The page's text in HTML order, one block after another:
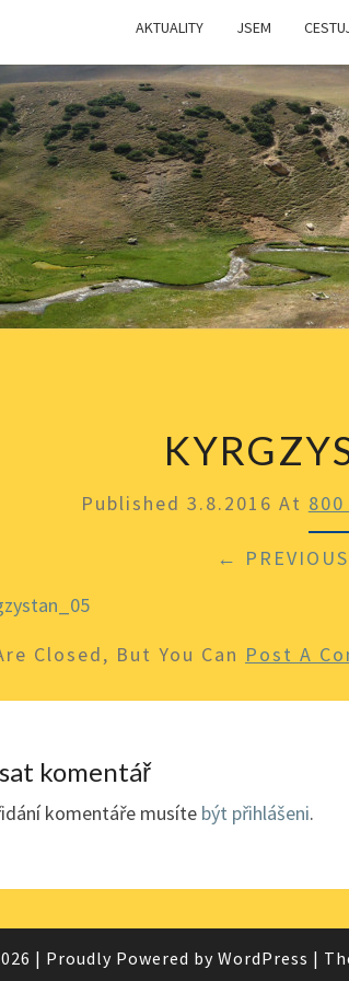
AKTUALITY JSEM
Published 3.8.2016 At
← PREVIOUS
Closed, But You Can Post A
komentář
komentáře musíte být přihlášeni.
| Proudly Powered by WordPress |